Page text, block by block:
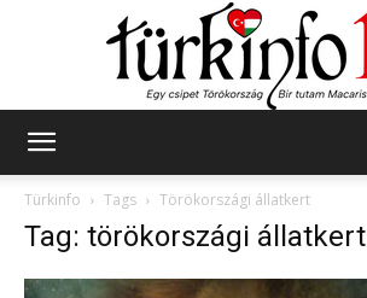
Türkinfo
Tags Törökországi állatkert
Tag: törökországi állatkert